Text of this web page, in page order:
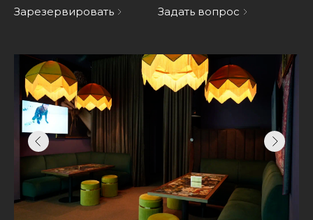
Зарезервировать Задать вопрос